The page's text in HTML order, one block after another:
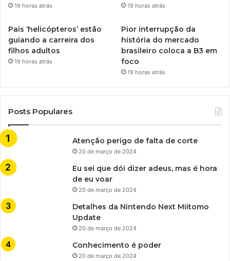
19 horas atrás 19 horas atrás
Pais ‘helicópteros’ estão
guiando a carreira dos
filhos adultos
19 horas atrás
Pior interrupção da
história do mercado
brasileiro coloca a B3 em
foco
19 horas atrás
Posts Populares
Atenção perigo de falta de corte
20 de março de 2024
Eu sei que dói dizer adeus, mas é hora
de eu voar
20 de março de 2024
Detalhes da Nintendo Next Miitomo
Update
20 de março de 2024
Conhecimento é poder
20 de março de 2024